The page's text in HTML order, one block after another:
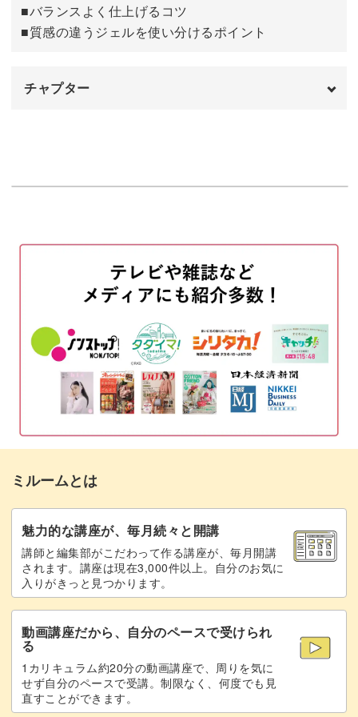
ミラーを塗ると、先ほど描いたラインの立体感が浮かび上
がり、お洒落感が出てきます。
もちろん、お手持ちのグリッターでも大丈夫ですので、お
客様の好みに合わせて選んでみてください♪
■バランスよく仕上げるコツ
■質感の違うジェルを使い分けるポイント
チャプター
マットジェルでコーティングする
ミラーアート部分にトップジェルを塗る
ラインを入れる 07:25
パーツをつける
ミラーパウダーをつける
グリッターをつける 11:28
トップコーティングをする
おわりに
ミルームとは
魅力的な講座が、毎月続々と開講
講師と編集部がこだわって作る講座が、毎月開講
されます。講座は現在3,000件以上。自分のお気に
入りがきっと見つかります。
動画講座だから、自分のペースで受けられ
る
1カリキュラム約20分の動画講座で、周りを気に
せず自分のペースで受講。制限なく、何度でも見
直すことができます。